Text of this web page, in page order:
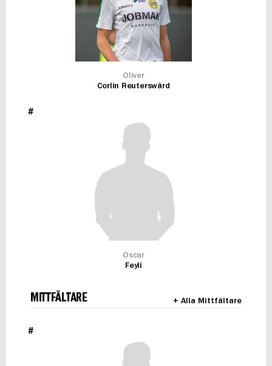
Oliver
Corlin Reuterswärd
#
Oscar
Feyli
MITTFÄLTARE + Alla Mittfältare
#